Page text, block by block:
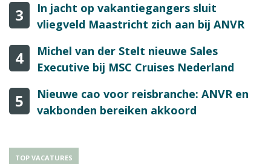
3
In jacht op vakantiegangers sluit
vliegveld Maastricht zich aan bij ANVR
4
Michel van der Stelt nieuwe Sales
Executive bij MSC Cruises Nederland
5
Nieuwe cao voor reisbranche: ANVR en
vakbonden bereiken akkoord
TOP VACATURES